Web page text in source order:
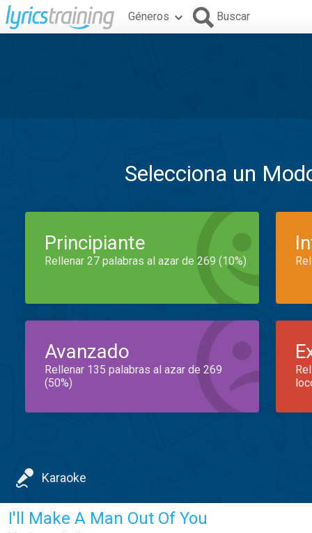
Géneros Buscar
Selecciona un
Principiante
Rellenar 27 palabras al azar de 269 (10%)
Avanzado
Rellenar 135 palabras al azar de 269
(50%)
Karaoke
I'll Make A Man Out Of You